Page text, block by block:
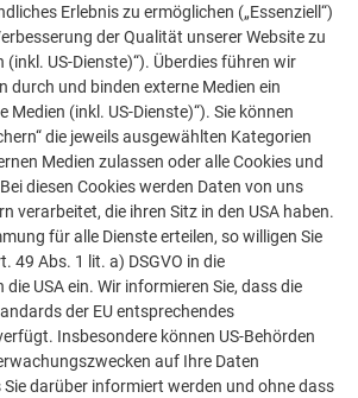
bieten die zwei verschiedenen
PREFA: Das Zackenprofil und die
starker, stranggepresster
sorgen für höchste Formfestigkeit und
auch unter extremen
ermöglichen eine verdeckte
Montage in waagrechter,
Lage. Somit haben die PREFA
nur technisch, sondern auch optisch
zudem leicht gereinigt werden und
verdeckten Befestigung und
hohen Windbelastungen stand.
Erlebnis zu ermöglichen („Essenziell“)
der Qualität unserer Website zu
(inkl. US-Dienste)“). Überdies führen wir
durch und binden externe Medien ein
Medien (inkl. US-Dienste)“). Sie können
die jeweils ausgewählten Kategorien
Medien zulassen oder alle Cookies und
diesen Cookies werden Daten von uns
verarbeitet, die ihren Sitz in den USA haben.
für alle Dienste erteilen, so willigen Sie
49 Abs. 1 lit. a) DSGVO in die
USA ein. Wir informieren Sie, dass die
der EU entsprechendes
Insbesondere können US-Behörden
auf Ihre Daten
darüber informiert werden und ohne dass